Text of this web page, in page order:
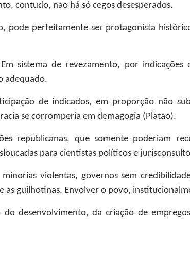
contudo, não há só cegos desesperados.
pode perfeitamente ser protagonista
sistema de revezamento, por indicações
adequado.
de indicados, em proporção não
se corromperia em demagogia (Platão).
republicanas, que somente poderiam
para cientistas políticos e
violentas, governos sem
as guilhotinas. Envolver o povo,
desenvolvimento, da criação de